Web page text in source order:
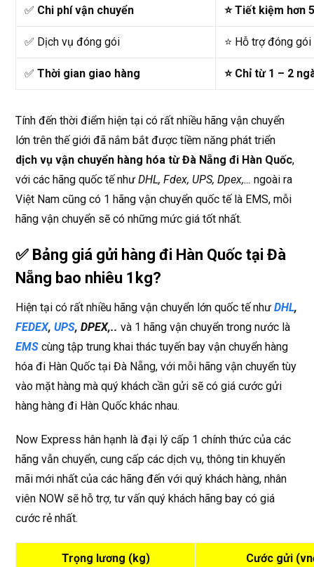
✅ Chi phí vận chuyển ⭐ Tiết kiệm hơn
✅ Dịch vụ đóng gói ⭐ Hỗ trợ đóng
✅ Thời gian giao hàng ⭐ Chỉ từ 1 – 2
Tính đến thời điểm hiện tại có rất nhiều hãng vận chuyển
lớn trên thế giới đã nắm bắt được tiềm năng phát triển
dịch vụ vận chuyển hàng hóa từ Đà Nẵng đi Hàn Quốc,
với các hãng quốc tế nhưDHL, Fdex, UPS, Dpex,… ngoài ra
Việt Nam cũng có 1 hãng vận chuyển quốc tế là EMS, mỗi
hãng vận chuyển sẽ có những mức giá tốt nhất.
✅ Bảng giá gửi hàng đi Hàn Quốc tại Đà
Nẵng bao nhiêu 1kg?
Hiện tại có rất nhiều hãng vận chuyển lớn quốc tế nhưDHL,
FEDEX,UPS, DPEX,..và 1 hãng vận chuyển trong nước là
EMS cùng tập trung khai thác tuyến bay vận chuyển hàng
hóa đi Hàn Quốc tại Đà Nẵng, với mỗi hãng vận chuyển tùy
vào mặt hàng mà quý khách cần gửi sẽ có giá cước gửi
hàng hàng đi Hàn Quốc khác nhau.
Now Express hân hạnh là đại lý cấp 1 chính thức của các
hãng vẫn chuyển, cung cấp các dịch vụ, thông tin khuyến
mãi mới nhất của các hãng đến với quý khách hàng, nhân
viên NOW sẽ hỗ trợ, tư vấn quý khách hãng bay có giá
cước rẻ nhất.
Trọng lương (kg) Cước gửi